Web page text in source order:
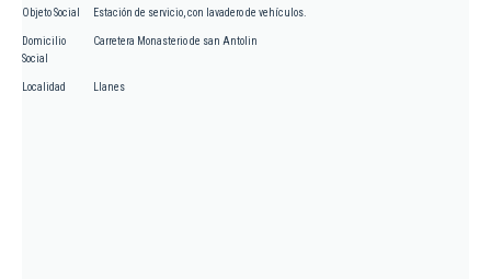
Objeto Social Estación de servicio, con lavadero de vehículos.
Domicilio
Social
Carretera Monasterio de san Antolin
Localidad Llanes